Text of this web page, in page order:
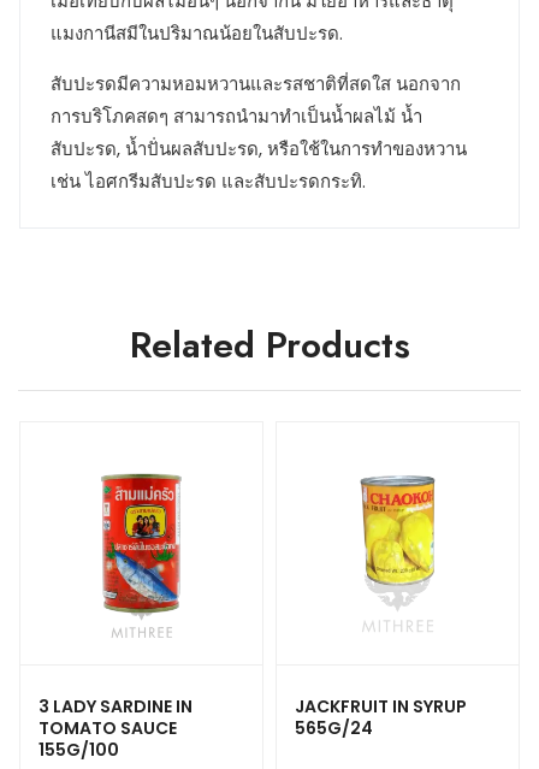
แมงกานีสมีในปริมาณน้อยในสับปะรด.
สับปะรดมีความหอมหวานและรสชาติที่สดใส นอกจาก
การบริโภคสดๆ สามารถนำมาทำเป็นน้ำผลไม้ น้ำ
สับปะรด, น้ำปั่นผลสับปะรด, หรือใช้ในการทำของหวาน
เช่น ไอศกรีมสับปะรด และสับปะรดกระทิ.
Related Products
3 LADY SARDINE IN
TOMATO SAUCE
155G/100
JACKFRUIT IN SYRUP
565G/24